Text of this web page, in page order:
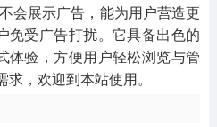
会展示广告，能为用户营造更
免受广告打扰。它具备出色的
体验，方便用户轻松浏览与管
，欢迎到本站使用。